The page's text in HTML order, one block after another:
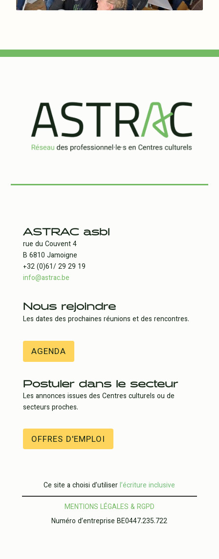
ASTRAC asbl
rue du Couvent 4
B 6810 Jamoigne
+32 (0)61/ 29 29 19
info@astrac.be
Nous rejoindre
Les dates des prochaines réunions et des rencontres.
AGENDA
Postuler dans le secteur
Les annonces issues des Centres culturels ou de
secteurs proches.
OFFRES D'EMPLOI
Ce site a choisi d’utiliserl’écriture inclusive
MENTIONS LÉGALES & RGPD
Numéro d’entreprise BE0447.235.722